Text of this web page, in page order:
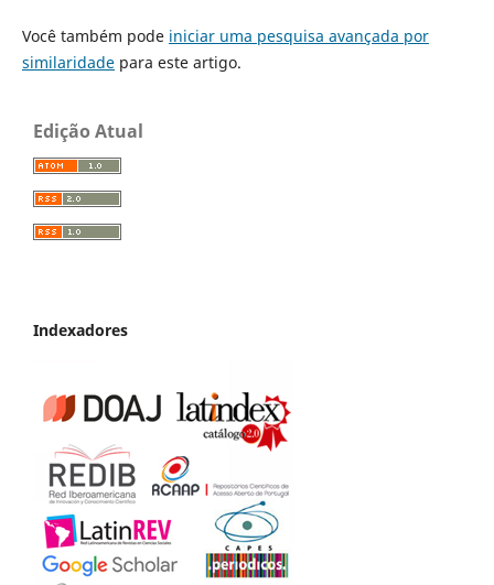
Você também pode iniciar uma pesquisa avançada por
similaridadepara este artigo.
Edição Atual
Indexadores